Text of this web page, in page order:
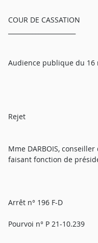
COUR DE CASSATION
Audience publique du 16
Rejet
Mme DARBOIS, conseiller
faisant fonction de
Arrêt n° 196 F-D
Pourvoi n° P 21-10.239